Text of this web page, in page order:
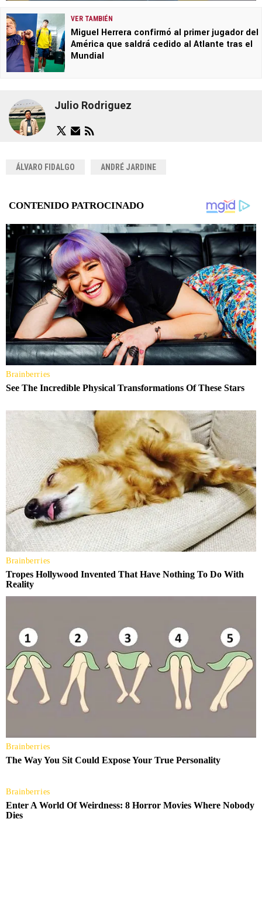
VER TAMBIÉN
Miguel Herrera confirmó al primer jugador del
América que saldrá cedido al Atlante tras el
Mundial
Julio Rodriguez
ÁLVARO FIDALGO ANDRÉ JARDINE